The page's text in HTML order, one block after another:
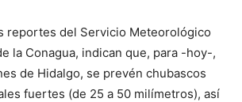
reportes del Servicio Meteorológico
la Conagua, indican que, para -hoy-,
de Hidalgo, se prevén chubascos
fuertes (de 25 a 50 milímetros), así